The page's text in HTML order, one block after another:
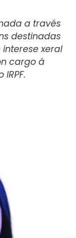
a través
destinadas
xeral
cargo á